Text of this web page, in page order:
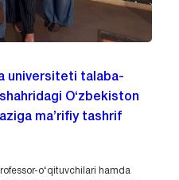
universiteti talaba-
O‘zbekiston
ma’rifiy tashrif
o‘qituvchilari hamda